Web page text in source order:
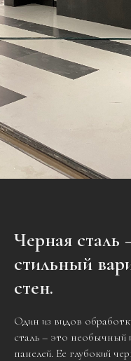
Черная сталь
стильный
стен.
Один из видов
сталь – это необычный
панелей. Ее глубокий